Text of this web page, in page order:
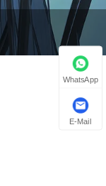
WhatsApp
E-Mail